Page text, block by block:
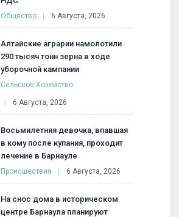
Общество 6 Августа, 2026
Алтайские аграрии намолотили
290 тысяч тонн зерна в ходе
уборочной кампании
Сельское Хозяйство
6 Августа, 2026
Восьмилетняя девочка, впавшая
в кому после купания, проходит
лечение в Барнауле
Происшествия 6 Августа, 2026
На снос дома в историческом
центре Барнаула планируют